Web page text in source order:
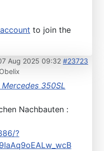
to join the
Aug 2025 09:32 #23723
Obelix
350SL
Nachbauten :
?